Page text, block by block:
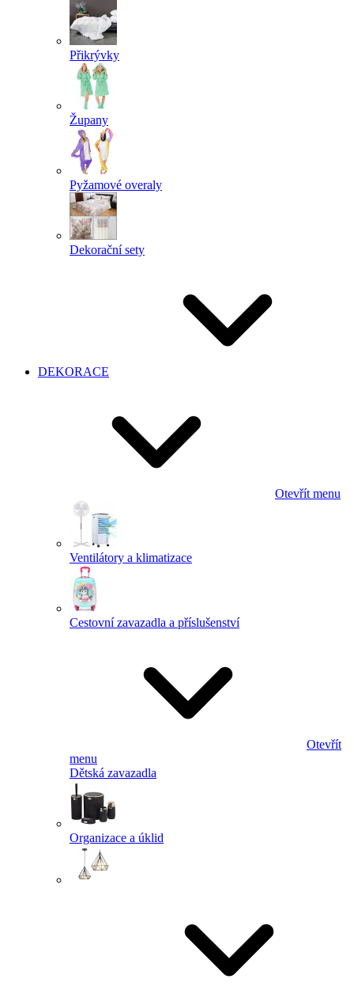
Přikrývky
Župany
Pyžamové overaly
Dekorační sety
DEKORACE
Otevřít menu
Ventilátory a klimatizace
Cestovní zavazadla a příslušenství
Otevřít
menu
Dětská zavazadla
Organizace a úklid